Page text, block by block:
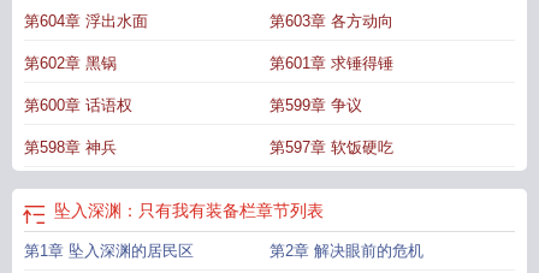
出处和背景故事坠入深渊结局 坠入深渊只有我有装备栏3q
度坠入深渊只有我有装备栏 吴杰超 坠入深渊全文坠入深渊的意思
么玩坠入深渊只有我有装备栏免费 坠入深渊答案坠入深渊只有我有装备栏的梗
只有我有装备栏的作者
坠入深渊的意思是什么
txt坠入深渊复盘坠入深渊啥意思坠入深渊贴吧坠入深渊只有我有装备栏笔趣
阁坠入深渊只有我有装备栏 作者吴杰超坠入深渊凶手怎么隐藏
我有装备栏txt坠入深渊每个角色的剧本
第604章 浮出水面 第603章 各方动向
第602章 黑锅 第601章 求锤得锤
第600章 话语权 第599章 争议
第598章 神兵 第597章 软饭硬吃
坠入深渊：只有我有装备栏章节列表
第1章 坠入深渊的居民区 第2章 解决眼前的危机